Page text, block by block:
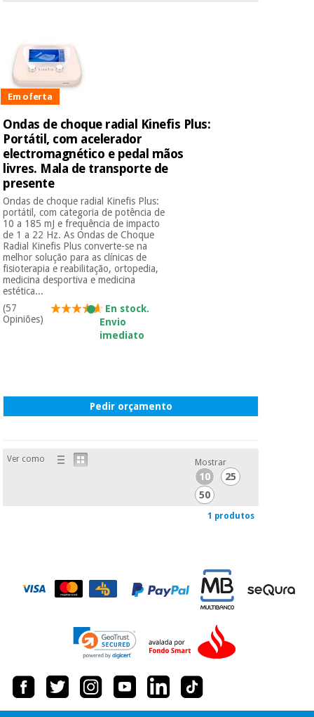
Ortopedia
Instrumental
cirúrgico
(liquidação)
Em oferta
Ondas de choque radial Kinefis Plus:
Portátil, com acelerador
electromagnético e pedal mãos
livres. Mala de transporte de
presente
Ondas de choque radial Kinefis Plus:
portátil, com categoria de potência de
10 a 185 mJ e frequência de impacto
de 1 a 22 Hz. As Ondas de Choque
Radial Kinefis Plus converte-se na
melhor solução para as clínicas de
fisioterapia e reabilitação, ortopedia,
medicina desportiva e medicina
estética...
(57
Opiniões)
En stock.
Envio
imediato
Pedir orçamento
Ver como Mostrar
10
25
50
1 produtos